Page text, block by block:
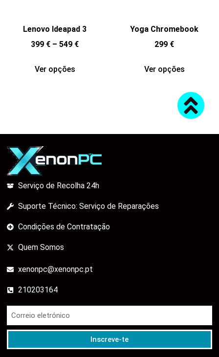
Lenovo Ideapad 3
399 € – 549 €
Ver opções
Yoga Chromebook
299 €
Ver opções
Serviço de Recolha 24h
Suporte Técnico: Serviço de Reparações
Condições de Contratação
Quem Somos
xenonpc@xenonpc.pt
210203164
Inscreve-te